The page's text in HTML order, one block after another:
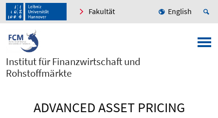
Fakultät English
Institut für Finanzwirtschaft und
Rohstoffmärkte
ADVANCED ASSET PRICING